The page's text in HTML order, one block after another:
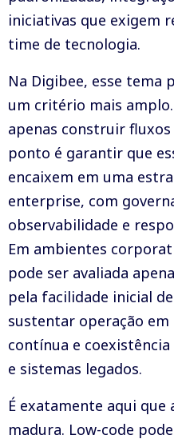
iniciativas que exigem
time de tecnologia.
Na Digibee, esse tema
um critério mais
apenas construir
ponto é garantir que
encaixem em uma
enterprise, com
observabilidade e
Em ambientes
pode ser avaliada
pela facilidade inicial
sustentar operação
contínua e
e sistemas legados.
É exatamente aqui que
madura. Low-code